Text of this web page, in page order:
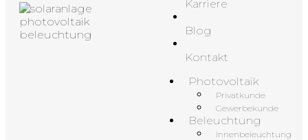
Karriere
Blog
Kontakt
Photovoltaik
Privatkunde
Gewerbekunde
Beleuchtung
Innenbeleuchtung